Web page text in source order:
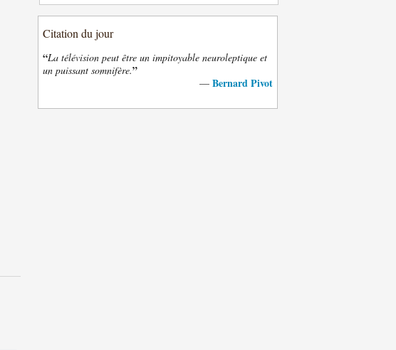
Citation du jour
“La télévision peut être un impitoyable neuroleptique et
un puissant somnifère.”
— Bernard Pivot